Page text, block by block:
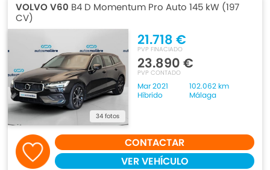
VOLVO V60 B4 D Momentum Pro Auto 145 kW (197
CV)
34 fotos
21.718 €
PVP FINACIADO
23.890 €
PVP CONTADO
Mar 2021
102.062 km
Híbrido
Málaga
CONTACTAR
VER VEHÍCULO